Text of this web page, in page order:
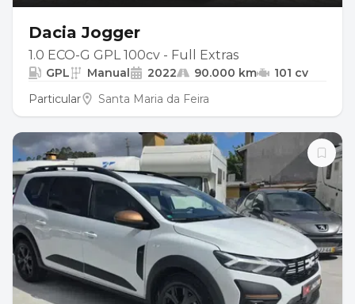
Dacia Jogger
1.0 ECO-G GPL 100cv - Full Extras
GPL Manual 2022 90.000 km
101 cv
Particular
Santa Maria da Feira